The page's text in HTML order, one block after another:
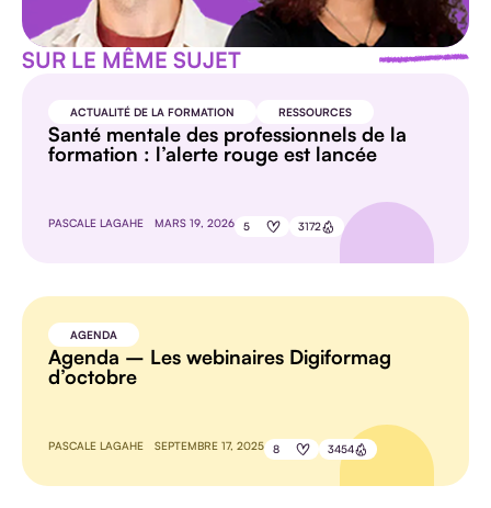
SUR LE MÊME SUJET
ACTUALITÉ DE LA FORMATION RESSOURCES
Santé mentale des professionnels de la
formation : l’alerte rouge est lancée
PASCALE LAGAHE MARS 19, 2026 5 3172
AGENDA
Agenda – Les webinaires Digiformag
d’octobre
PASCALE LAGAHE SEPTEMBRE 17, 2025 8 3454